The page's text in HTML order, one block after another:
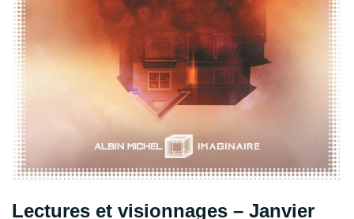
Lectures et visionnages – Janvier